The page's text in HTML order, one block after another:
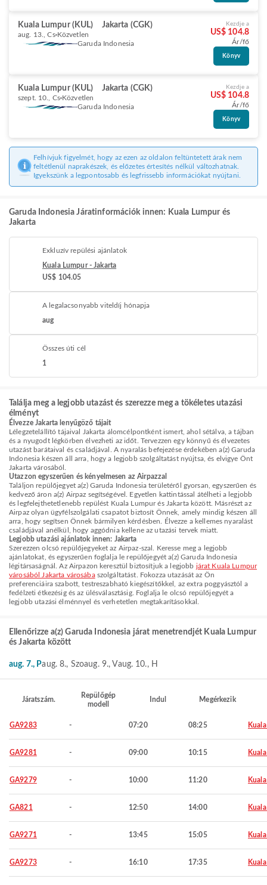
Kuala Lumpur (KUL) Jakarta (CGK)
aug. 13., Cs Közvetlen
Garuda Indonesia
Kezdje a
US$ 104.8
Ár/fő
Könyv
Kuala Lumpur (KUL) Jakarta (CGK)
szept. 10., Cs Közvetlen
Garuda Indonesia
Kezdje a
US$ 104.8
Ár/fő
Könyv
Felhívjuk figyelmét, hogy az ezen az oldalon feltüntetett árak nem
feltétlenül naprakészek, és előzetes értesítés nélkül változhatnak.
Igyekszünk a legpontosabb és legfrissebb információkat nyújtani.
Garuda Indonesia Járatinformációk innen: Kuala Lumpur és
Jakarta
Exkluzív repülési ajánlatok
Kuala Lumpur - Jakarta
US$ 104.05
A legalacsonyabb viteldíj hónapja
aug
Összes úti cél
1
Találja meg a legjobb utazást és szerezze meg a tökéletes utazási
élményt
Élvezze Jakarta lenyűgöző tájait
Lélegzetelállító tájaival Jakarta álomcélpontként ismert, ahol sétálva, a tájban
és a nyugodt légkörben élvezheti az időt. Tervezzen egy könnyű és élvezetes
utazást barátaival és családjával. A nyaralás befejezése érdekében a(z) Garuda
Indonesia készen áll arra, hogy a legjobb szolgáltatást nyújtsa, és elvigye Önt
Jakarta városából.
Utazzon egyszerűen és kényelmesen az Airpazzal
Találjon repülőjegyet a(z) Garuda Indonesia területéről gyorsan, egyszerűen és
kedvező áron a(z) Airpaz segítségével. Egyetlen kattintással átélheti a legjobb
és legfelejthetetlenebb repülést Kuala Lumpur és Jakarta között. Másrészt az
Airpaz olyan ügyfélszolgálati csapatot biztosít Önnek, amely mindig készen áll
arra, hogy segítsen Önnek bármilyen kérdésben. Élvezze a kellemes nyaralást
családjával anélkül, hogy aggódnia kellene az utazási tervek miatt.
Legjobb utazási ajánlatok innen: Jakarta
Szerezzen olcsó repülőjegyeket az Airpaz-szal. Keresse meg a legjobb
ajánlatokat, és egyszerűen foglalja le repülőjegyét a(z) Garuda Indonesia
légitársaságnál. Az Airpazon keresztül biztosítjuk a legjobb járat Kuala Lumpur
városából Jakarta városábaszolgáltatást. Fokozza utazását az Ön
preferenciáira szabott, testreszabható kiegészítőkkel, az extra poggyásztól a
fedélzeti étkezésig és az ülésválasztásig. Foglalja le olcsó repülőjegyét a
legjobb utazási élménnyel és verhetetlen megtakarításokkal.
Ellenőrizze a(z) Garuda Indonesia járat menetrendjét Kuala Lumpur
és Jakarta között
aug. 7., Paug. 8., Szoaug. 9., Vaug. 10., H
Járatszám.
Repülőgép
modell
Indul Megérkezik
GA9283 - 07:20 08:25
GA9281 - 09:00 10:15
GA9279 - 10:00 11:20
GA821 - 12:50 14:00
GA9271 - 13:45 15:05
GA9273 - 16:10 17:35